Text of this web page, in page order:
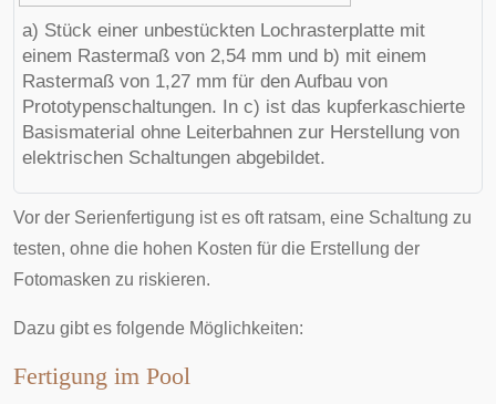
a) Stück einer unbestückten Lochrasterplatte mit
einem Rastermaß von 2,54 mm und b) mit einem
Rastermaß von 1,27 mm für den Aufbau von
Prototypenschaltungen. In c) ist das kupferkaschierte
Basismaterial ohne Leiterbahnen zur Herstellung von
elektrischen Schaltungen abgebildet.
Vor der Serienfertigung ist es oft ratsam, eine Schaltung zu
testen, ohne die hohen Kosten für die Erstellung der
Fotomasken zu riskieren.
Dazu gibt es folgende Möglichkeiten:
Fertigung im Pool